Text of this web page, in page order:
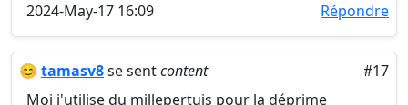
2024-May-17 16:09
Répondre
😊 tamasv8se sentcontent
#17
Moi j'utilise du millepertuis pour la déprime